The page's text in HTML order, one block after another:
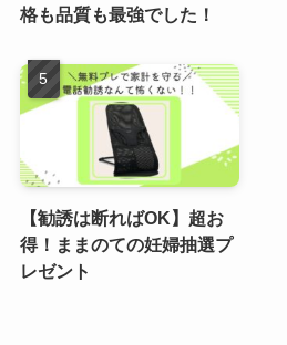
格も品質も最強でした！
【勧誘は断ればOK】超お
得！ままのての妊婦抽選プ
レゼント